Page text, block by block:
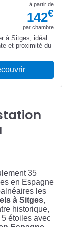
à partir de
142€
par chambre
à Sitges, idéal
et proximité du
35
en Espagne
les
à Sitges,
historique,
5 étoiles avec